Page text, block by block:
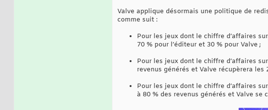
Valve applique désormais une politique de
comme suit :
Pour les jeux dont le chiffre d’affaires
70 % pour l’éditeur et 30 % pour Valve ;
Pour les jeux dont le chiffre d’affaires
revenus générés et Valve récupèrera les
Pour les jeux dont le chiffre d’affaires
à 80 % des revenus générés et Valve se